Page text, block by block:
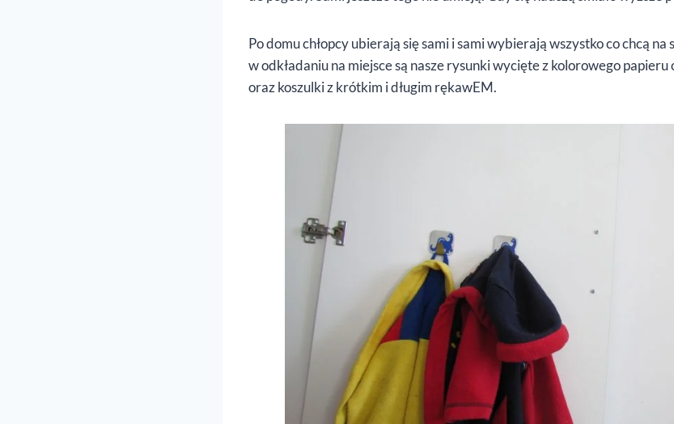
Po domu chłopcy ubierają się sami i sami wybierają wszystko co chcą na
w odkładaniu na miejsce są nasze rysunki wycięte z kolorowego
oraz koszulki z krótkim i długim rękawEM.